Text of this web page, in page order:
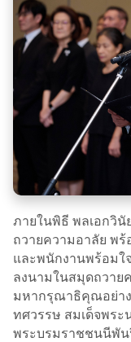
ภายในพิธี พลเอกวินั
ถวายความอาลัย พ
และพนักงานพร้อมใ
ลงนามในสมุดถวาย
มหากรุณาธิคุณอย่าง
ทศวรรษ สมเด็จพระ
พระบรมราชชนนีพัน